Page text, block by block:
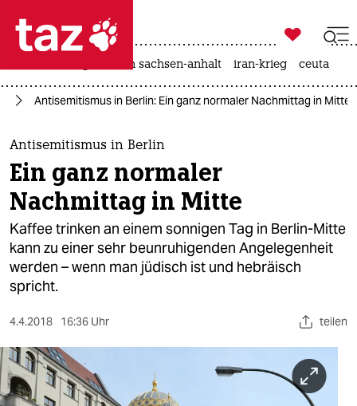
 taz zahl ich
taz zahl ich
themen
politik
öko
gesellschaft
kultur
sport
berlin
nord

taz zahl ich
landtagswahl in sachsen-anhalt iran-krieg ceuta
Antisemitismus in Berlin: Ein ganz normaler Nachmittag in Mitte
Antisemitismus in Berlin
Ein ganz normaler
Nachmittag in Mitte
Kaffee trinken an einem sonnigen Tag in Berlin-Mitte
kann zu einer sehr beunruhigenden Angelegenheit
werden – wenn man jüdisch ist und hebräisch
spricht.
4.4.2018 16:36 Uhr teilen